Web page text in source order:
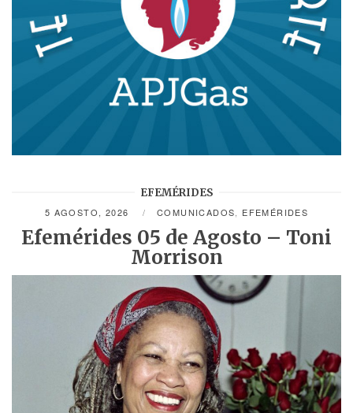
EFEMÉRIDES
5 AGOSTO, 2026 COMUNICADOS EFEMÉRIDES
Efemérides 05 de Agosto – Toni
Morrison